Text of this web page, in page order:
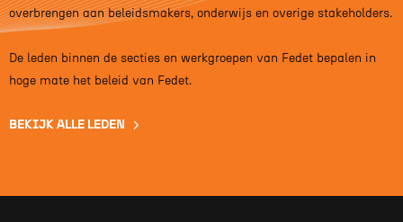
overbrengen aan beleidsmakers, onderwijs en overige stakeholders.
De leden binnen de secties en werkgroepen van Fedet bepalen in
hoge mate het beleid van Fedet.
BEKIJK ALLE LEDEN